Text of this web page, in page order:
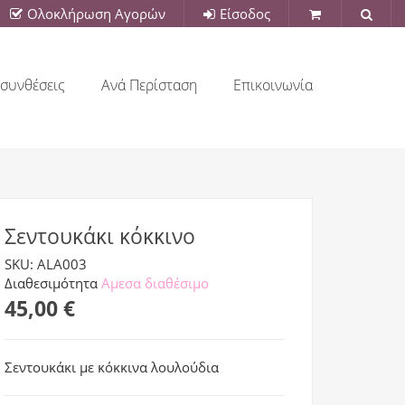
Ολοκλήρωση Αγορών Είσοδος
Ανά Περίσταση Επικοινωνία
Σεντουκάκι κόκκινο
SKU: ALA003
ΔιαθεσιμότηταΑμεσα διαθέσιμο
45,00 €
Σεντουκάκι με κόκκινα λουλούδια